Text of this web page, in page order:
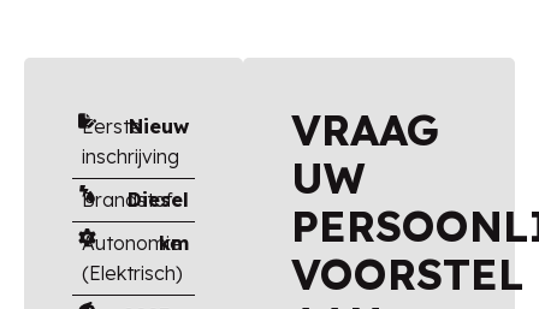
Eerste
inschrijving
Nieuw
Brandstof
Diesel
Autonomie
(Elektrisch)
km
VRAAG
UW
VOORSTEL